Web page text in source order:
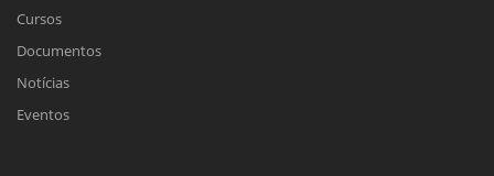
Cursos
Documentos
Notícias
Eventos